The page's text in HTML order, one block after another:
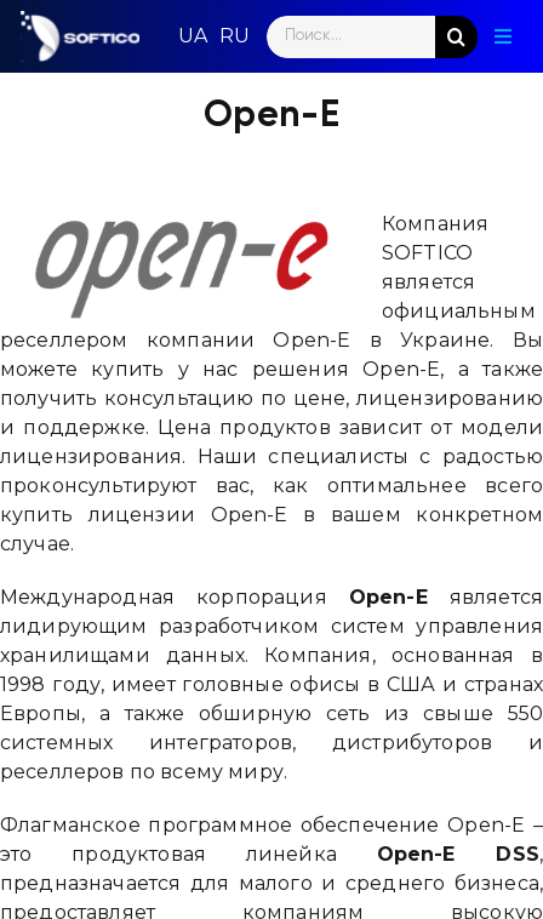
Skip
content
Search
for:
Open-E
Компания
SOFTICO
является
официальным
реселлером компании Open-E в Украине. Вы
можете купить у нас решения Open-E, а также
получить консультацию по цене, лицензированию
и поддержке. Цена продуктов зависит от модели
лицензирования. Наши специалисты с радостью
проконсультируют вас, как оптимальнее всего
купить лицензии Open-E в вашем конкретном
случае.
Международная корпорация Open-Eявляется
лидирующим разработчиком систем управления
хранилищами данных. Компания, основанная в
1998 году, имеет головные офисы в США и странах
Европы, а также обширную сеть из свыше 550
системных интеграторов, дистрибуторов и
реселлеров по всему миру.
Флагманское программное обеспечение Open-E –
это продуктовая линейка Open-E DSS,
предназначается для малого и среднего бизнеса,
предоставляет компаниям высокую